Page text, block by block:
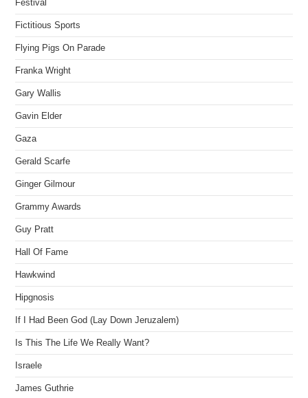
Festival
Fictitious Sports
Flying Pigs On Parade
Franka Wright
Gary Wallis
Gavin Elder
Gaza
Gerald Scarfe
Ginger Gilmour
Grammy Awards
Guy Pratt
Hall Of Fame
Hawkwind
Hipgnosis
If I Had Been God (Lay Down Jeruzalem)
Is This The Life We Really Want?
Israele
James Guthrie